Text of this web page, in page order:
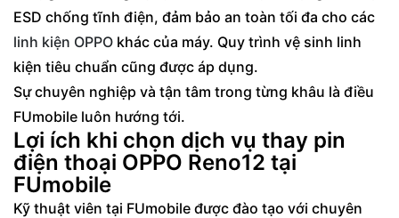
ESD chống tĩnh điện, đảm bảo an toàn tối đa cho các
linh kiện OPPO khác của máy. Quy trình vệ sinh linh
kiện tiêu chuẩn cũng được áp dụng.
Sự chuyên nghiệp và tận tâm trong từng khâu là điều
FUmobile luôn hướng tới.
Lợi ích khi chọn dịch vụ thay pin
điện thoại OPPO Reno12 tại
FUmobile
Kỹ thuật viên tại FUmobile được đào tạo với chuyên